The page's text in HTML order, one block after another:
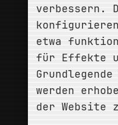
verbessern.
etwa
für Effekte
werden
der Website